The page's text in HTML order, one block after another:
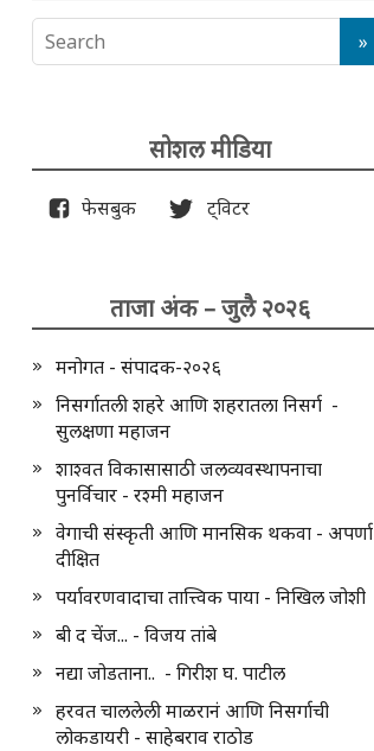
सोशल मीडिया
फेसबुक ट्विटर
ताजा अंक – जुलै २०२६
मनोगत - संपादक-२०२६
निसर्गातली शहरे आणि शहरातला निसर्ग -
सुलक्षणा महाजन
शाश्वत विकासासाठी जलव्यवस्थापनाचा
पुनर्विचार - रश्मी महाजन
वेगाची संस्कृती आणि मानसिक थकवा - अपर्णा
दीक्षित
पर्यावरणवादाचा तात्त्विक पाया - निखिल जोशी
बी द चेंज... - विजय तांबे
नद्या जोडताना.. - गिरीश घ. पाटील
हरवत चाललेली माळरानं आणि निसर्गाची
लोकडायरी - साहेबराव राठोड